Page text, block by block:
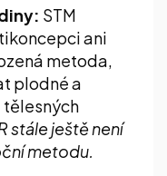
STM
ani
metoda,
plodné a
tělesných
stále ještě není
metodu.